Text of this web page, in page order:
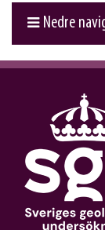
Nedre